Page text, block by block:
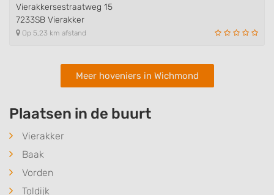
Vierakkersestraatweg 15
7233SB Vierakker
Op 5,23 km afstand
Meer hoveniers in Wichmond
Plaatsen in de buurt
Vierakker
Baak
Vorden
Toldijk